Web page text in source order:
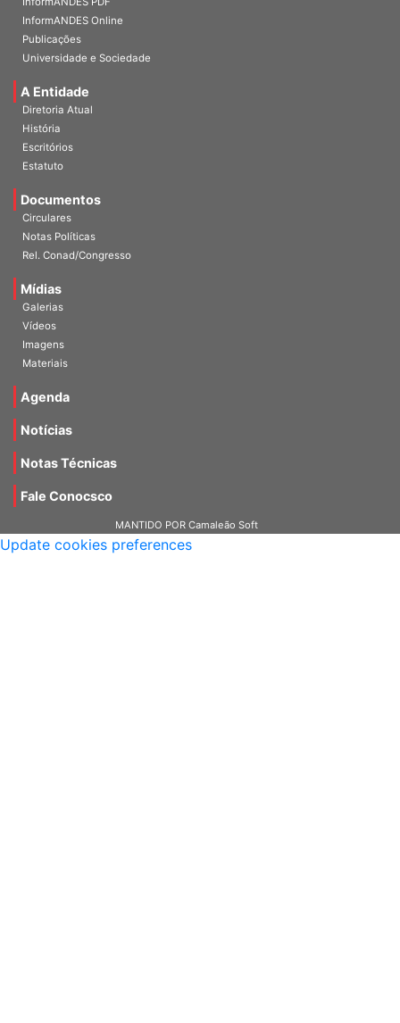
InformANDES Online
Publicações
Universidade e Sociedade
A Entidade
Diretoria Atual
História
Escritórios
Estatuto
Documentos
Circulares
Notas Políticas
Rel. Conad/Congresso
Mídias
Galerias
Vídeos
Imagens
Materiais
Agenda
Notícias
Notas Técnicas
Fale Conocsco
MANTIDO POR Camaleão Soft
Update cookies preferences